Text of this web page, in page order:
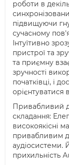
роботи в
підвищуючи
сучасному
Інтуїтивно
пристрої та
та приємну
зручності
початківці, і
орієнтуватися
Привабливий
складання:
високоякісні
привабливим
аудіосистеми.
прихильність